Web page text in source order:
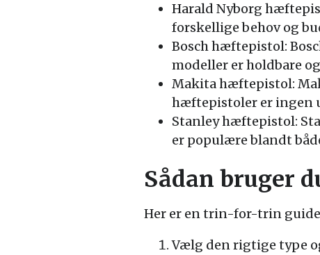
Harald Nyborg
forskellige behov og
Bosch hæftepistol:
modeller er holdbare
Makita hæftepistol:
hæftepistoler er ingen
Stanley hæftepistol:
er populære blandt
Sådan bruger
Her er en trin-for-trin
Vælg den rigtige type